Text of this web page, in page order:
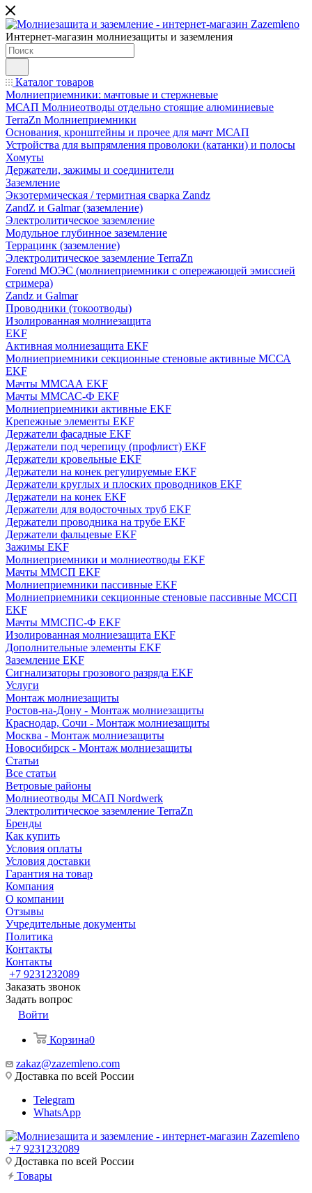
Интернет-магазин молниезащиты и заземления
Каталог товаров
Молниеприемники: мачтовые и стержневые
МСАП Молниеотводы отдельно стоящие алюминиевые
TerraZn Молниеприемники
Основания, кронштейны и прочее для мачт МСАП
Устройства для выпрямления проволоки (катанки) и полосы
Хомуты
Держатели, зажимы и соединители
Заземление
Экзотермическая / термитная сварка Zandz
ZandZ и Galmar (заземление)
Электролитическое заземление
Модульное глубинное заземление
Террацинк (заземление)
Электролитическое заземление TerraZn
Forend МОЭС (молниеприемники с опережающей эмиссией
стримера)
Zandz и Galmar
Проводники (токоотводы)
Изолированная молниезащита
EKF
Активная молниезащита EKF
Молниеприемники секционные стеновые активные МССА
EKF
Мачты ММСАА EKF
Мачты ММСАС-Ф EKF
Молниеприемники активные EKF
Крепежные элементы EKF
Держатели фасадные EKF
Держатели под черепицу (профлист) EKF
Держатели кровельные EKF
Держатели на конек регулируемые EKF
Держатели круглых и плоских проводников EKF
Держатели на конек EKF
Держатели для водосточных труб EKF
Держатели проводника на трубе EKF
Держатели фальцевые EKF
Зажимы EKF
Молниеприемники и молниеотводы EKF
Мачты ММСП EKF
Молниеприемники пассивные EKF
Молниеприемники секционные стеновые пассивные МССП
EKF
Мачты ММСПС-Ф EKF
Изолированная молниезащита EKF
Дополнительные элементы EKF
Заземление EKF
Сигнализаторы грозового разряда EKF
Услуги
Монтаж молниезащиты
Ростов-на-Дону - Монтаж молниезащиты
Краснодар, Сочи - Монтаж молниезащиты
Москва - Монтаж молниезащиты
Новосибирск - Монтаж молниезащиты
Статьи
Все статьи
Ветровые районы
Молниеотводы МСАП Nordwerk
Электролитическое заземление TerraZn
Бренды
Как купить
Условия оплаты
Условия доставки
Гарантия на товар
Компания
О компании
Отзывы
Учредительные документы
Политика
Контакты
Контакты
+7 9231232089
Заказать звонок
Задать вопрос
Войти
Корзина0
zakaz@zazemleno.com
Доставка по всей России
Telegram
WhatsApp
+7 9231232089
Доставка по всей России
Товары